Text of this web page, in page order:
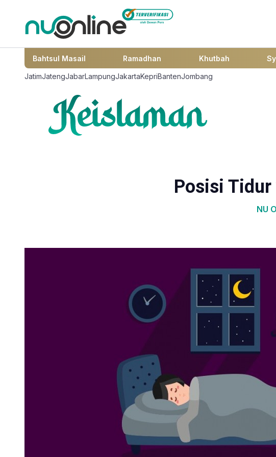
Bahtsul Masail Ramadhan Khutbah
JatimJatengJabarLampungJakartaKepriBantenJombang
Posisi
NU